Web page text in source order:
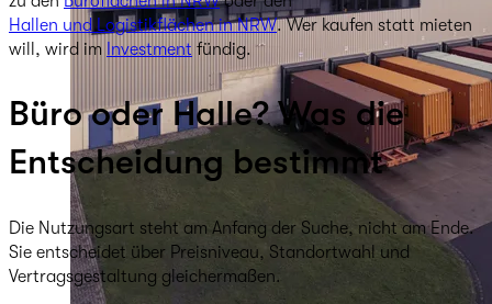
Hallen und Logistikflächen in NRW. Wer kaufen statt mieten
will, wird im Investment fündig.
Büro oder Halle? Was die
Entscheidung bestimmt
Die Nutzungsart steht am Anfang der Suche, nicht am Ende.
Sie entscheidet über Preisniveau, Standortwahl und
Vertragsgestaltung gleichermaßen.